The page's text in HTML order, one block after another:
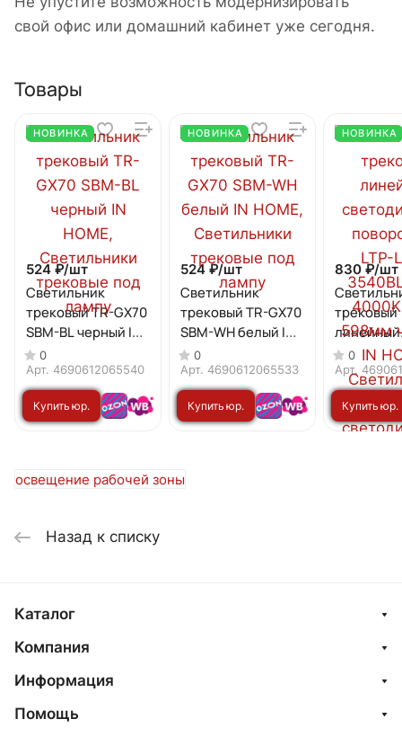
свой офис или домашний кабинет уже сегодня.
Товары
НОВИНКА
524 ₽/шт
Светильник
трековый TR-GX70
SBM-BL черный IN
HOME
0
Арт. 4690612065540
Купить юр.
НОВИНКА
524 ₽/шт
Светильник
трековый TR-GX70
SBM-WH белый IN
HOME
0
Арт. 4690612065533
Купить юр.
НОВИНКА
830 ₽/шт
трековый
линейный
LENS
4000К
черный IN
0
Арт.
Купить юр.
освещение рабочей зоны
Назад к списку
Каталог
Компания
Информация
Помощь